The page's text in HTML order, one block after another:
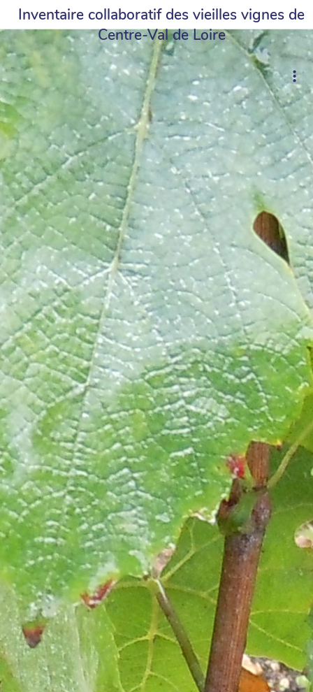
Inventaire collaboratif des vieilles vignes de
Centre-Val de Loire